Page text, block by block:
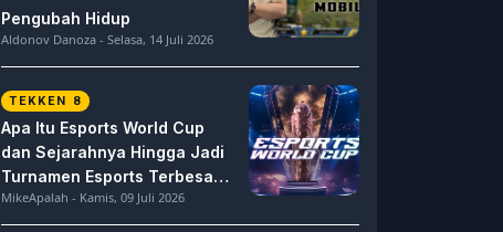
Pengubah Hidup
Aldonov Danoza - Selasa, 14 Juli 2026
TEKKEN 8
Apa Itu Esports World Cup
dan Sejarahnya Hingga Jadi
Turnamen Esports Terbesar
di Dunia
MikeApalah - Kamis, 09 Juli 2026